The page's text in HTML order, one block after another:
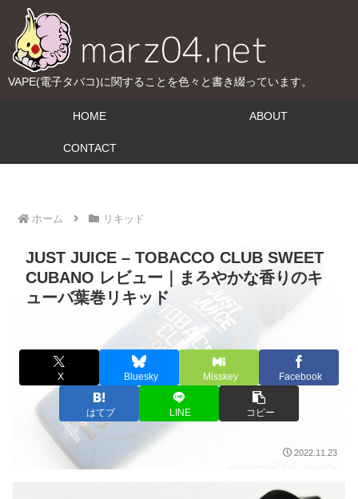
VAPE(電子タバコ)に関することを色々と書き綴っています。
HOME ABOUT
CONTACT
ホーム リキッド
JUST JUICE – TOBACCO CLUB SWEET
CUBANO レビュー｜まろやかな香りのキ
ューバ葉巻リキッド
X Bluesky Misskey Facebook
はてブ LINE コピー
2022.11.23